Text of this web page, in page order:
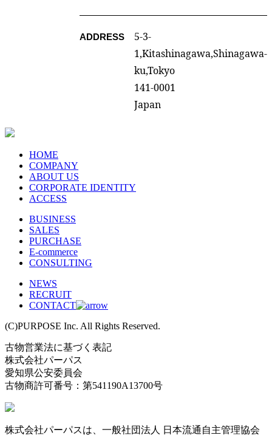
ADDRESS
5-3-
1,Kitashinagawa,Shinagawa-
ku,Tokyo
141-0001
Japan
HOME
COMPANY
ABOUT US
CORPORATE IDENTITY
ACCESS
BUSINESS
SALES
PURCHASE
E-commerce
CONSULTING
NEWS
RECRUIT
CONTACT
(C)PURPOSE Inc. All Rights Reserved.
古物営業法に基づく表記
株式会社パーパス
愛知県公安委員会
古物商許可番号：第541190A13700号
株式会社パーパスは、一般社団法人 日本流通自主管理協会